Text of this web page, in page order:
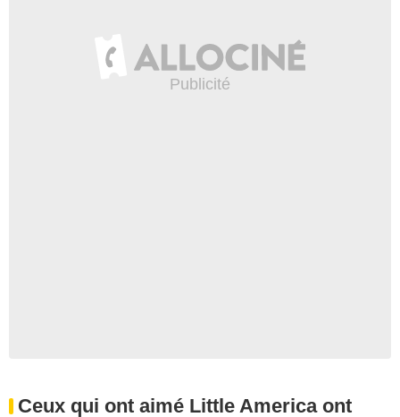
Ceux qui ont aimé Little America ont